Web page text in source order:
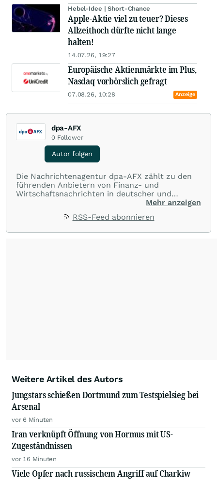
Hebel-Idee | Short-Chance
Apple-Aktie viel zu teuer? Dieses
Allzeithoch dürfte nicht lange
halten!
14.07.26, 19:27
Europäische Aktienmärkte im Plus,
Nasdaq vorbörslich gefragt
07.08.26, 10:28 Anzeige
dpa-AFX
0 Follower
Autor folgen
Die Nachrichtenagentur dpa-AFX zählt zu den
führenden Anbietern von Finanz- und
Wirtschaftsnachrichten in deutscher und
englischer Sprache. Gestützt auf ein
dpa-AFX unabhängig, zuverlässig und schnell
Mehr anzeigen
RSS-Feed abonnieren
Weitere Artikel des Autors
Jungstars schießen Dortmund zum Testspielsieg bei
Arsenal
vor 6 Minuten
Iran verknüpft Öffnung von Hormus mit US-
Zugeständnissen
vor 16 Minuten
Viele Opfer nach russischem Angriff auf Charkiw